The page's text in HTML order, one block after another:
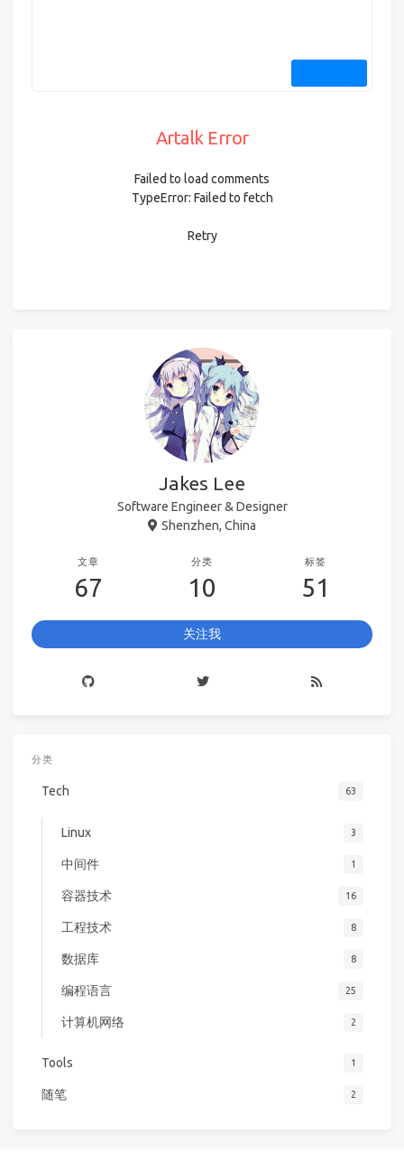
Artalk Error
Failed to load comments
TypeError: Failed to fetch
Retry
Jakes Lee
Software Engineer & Designer
Shenzhen, China
文章
67
分类
10
标签
51
关注我
分类
Tech 63
Linux 3
中间件 1
容器技术 16
工程技术 8
数据库 8
编程语言 25
计算机网络 2
Tools 1
随笔 2